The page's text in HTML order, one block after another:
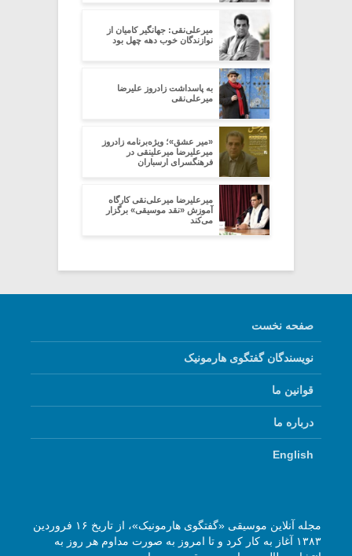
میرعلی‌نقی: جهانگیر کامیان از
نوازندگان خوب دهه چهل بود
به پاسداشت زادروز علیرضا
میرعلی‌نقی
‌«میر عشق»؛ ویژه‌برنامه زادروز
میرعلیرضا میرعلینقی در
فرهنگسرای ارسباران
میرعلیرضا میرعلی‌نقی کارگاه
آموزش «نقد موسیقی» برگزار
می‌کند
صفحه نخست
نویسندگان گفتگوی هارمونیک
قوانین ما
درباره ما
English
مجله آنلاین موسیقی «گفتگوی هارمونیک»، از تاریخ ۱۶ فروردین
۱۳۸۳ آغاز به کار کرد و تا امروز به صورت مداوم هر روز به